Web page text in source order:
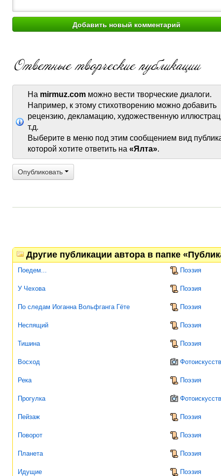
На mirmuz.com можно вести творческие диалоги.
Например, к этому стихотворению можно добавить
рецензию, декламацию, художественную
т.д.
Выберите в меню под этим сообщением вид
которой хотите ответить на «Ялта».
Опубликовать
Другие публикации автора в папке
Поедем... Поэзия
У Чехова Поэзия
По следам Иоганна Вольфганга Гёте Поэзия
Неспящий Поэзия
Тишина Поэзия
Восход
Река Поэзия
Прогулка
Пейзаж Поэзия
Поворот Поэзия
Планета Поэзия
Идущие Поэзия